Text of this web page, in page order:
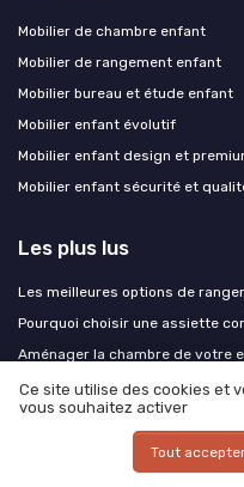
Mobilier de chambre enfant
Mobilier de rangement enfant
Mobilier bureau et étude enfant
Mobilier enfant évolutif
Mobilier enfant design et
Mobilier enfant sécurité et
Les plus lus
Les meilleures options de
Pourquoi choisir une assiette
Aménager la chambre de votre
Comment bien choisir les gants
astuces
Comment fabriquer un lit
Ce site utilise des cookies et
vous souhaitez activer
Tout